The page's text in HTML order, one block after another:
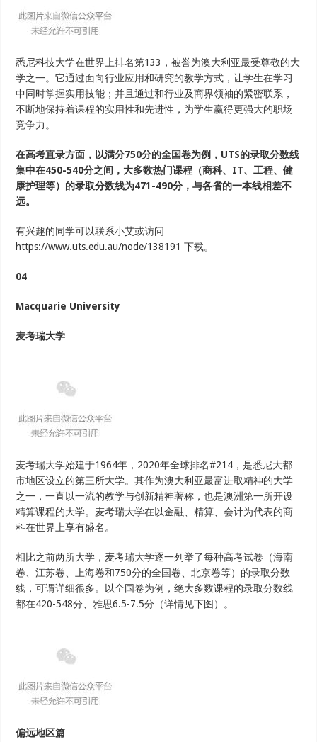
悉尼科技大学在世界上排名第133，被誉为澳大利亚最受尊敬的大
学之一。它通过面向行业应用和研究的教学方式，让学生在学习
中同时掌握实用技能；并且通过和行业及商界领袖的紧密联系，
不断地保持着课程的实用性和先进性，为学生赢得更强大的职场
竞争力。
在高考直录方面，以满分750分的全国卷为例，UTS的录取分数线
集中在450-540分之间，大多数热门课程（商科、IT、工程、健
康护理等）的录取分数线为471-490分，与各省的一本线相差不
远。
有兴趣的同学可以联系小艾或访问
https://www.uts.edu.au/node/138191 下载。
04
Macquarie University
麦考瑞大学
麦考瑞大学始建于1964年，2020年全球排名#214，是悉尼大都
市地区设立的第三所大学。其作为澳大利亚最富进取精神的大学
之一，一直以一流的教学与创新精神著称，也是澳洲第一所开设
精算课程的大学。麦考瑞大学在以金融、精算、会计为代表的商
科在世界上享有盛名。
相比之前两所大学，麦考瑞大学逐一列举了每种高考试卷（海南
卷、江苏卷、上海卷和750分的全国卷、北京卷等）的录取分数
线，可谓详细很多。以全国卷为例，绝大多数课程的录取分数线
都在420-548分、雅思6.5-7.5分（详情见下图）。
偏远地区篇